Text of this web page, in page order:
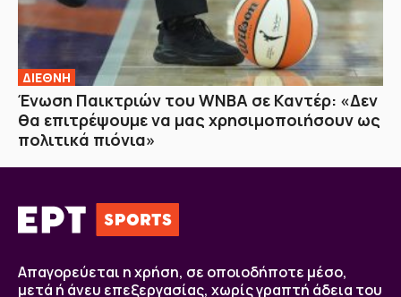
ΔΙΕΘΝΗ
Ένωση Παικτριών του WNBA σε Καντέρ: «Δεν
θα επιτρέψουμε να μας χρησιμοποιήσουν ως
πολιτικά πιόνια»
Απαγορεύεται η χρήση, σε οποιοδήποτε μέσο,
μετά ή άνευ επεξεργασίας, χωρίς γραπτή άδεια του